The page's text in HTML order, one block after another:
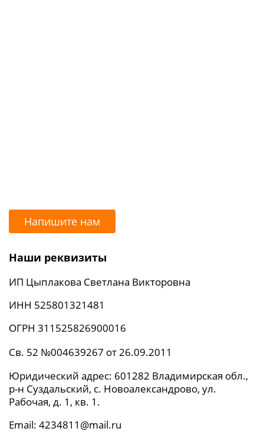
Напишите нам
Наши реквизиты
ИП Цыплакова Светлана Викторовна
ИНН 525801321481
ОГРН 311525826900016
Св. 52 №004639267 от 26.09.2011
Юридический адрес: 601282 Владимирская обл.,
р-н Суздальский, с. Новоалександрово, ул.
Рабочая, д. 1, кв. 1.
Email: 4234811@mail.ru